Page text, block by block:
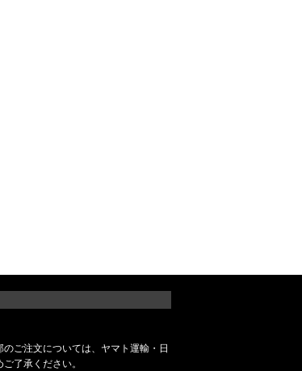
ご注文については、ヤマト運輸・日
了承ください。